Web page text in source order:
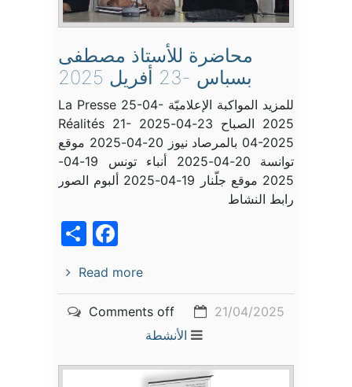
محاضرة للأستاذ مصطفى
بسباس -23 أفريل 2025
للمزيد المواكبة الإعلاميّة La Presse 25-04-
2025 الصباح 23-04-2025 Réalités 21-
04-2025 بالمرصاد نيوز 20-04-2025 موقع
توانسة 20-04-2025 أنباء تونس 19-04-
2025 موقع جلّنار 19-04-2025 ألبوم الصور
رابط النشاط
Read more
21/04/2025
Comments off
الأنشطة